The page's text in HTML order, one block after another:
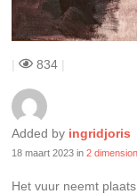
| 834 |
Added by ingridjoris
18 maart 2023 in2
Het vuur neemt